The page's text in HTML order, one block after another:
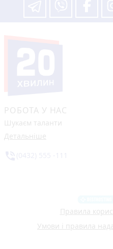
РОБОТА У НАС
Шукаєм таланти
Детальніше
Правила
Умови і правила